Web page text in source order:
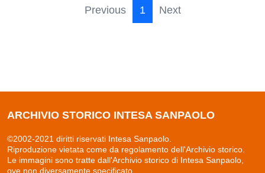
Previous 1 Next
ARCHIVIO STORICO INTESA SANPAOLO
©2002-2021 diritti riservati Intesa Sanpaolo.
Riproduzione vietata come da regolamento dell'Archivio storico.
Le immagini sono tratte dall'Archivio storico di Intesa Sanpaolo,
ove non diversamente specificato